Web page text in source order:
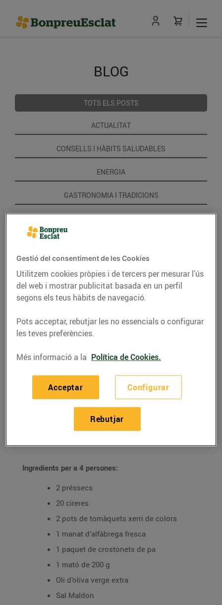
BLOG
TOTS ELS POSTS
ACTUALITAT
CONSELLS I HÀBITS SALUDABLES
ENERGIA
GASTRONOMIA I TRADICIONS
Amanida panzanella
amb xerris, préssec,
cireres i mató
Ingredients per a 4 persones:
2 préssecs
20 cireres
2 pots de tomàquets xerri de colors
1 manat d’alfàbrega fresca
1 paquet de crostonets de pa
1 mató de 200 g
Oli d’oliva verge extra
Sal Maldon
Gestió del consentiment de les Cookies
Utilitzem cookies pròpies i de tercers per mesurar l’ús
del web i mostrar publicitat basada en un perfil
segons els teus hàbits de navegació.
Pots acceptar, rebutjar les no essencials o configurar
les teves preferències.
Més informació a la Política de Cookies.
Configurar
Rebutjar
Acceptar